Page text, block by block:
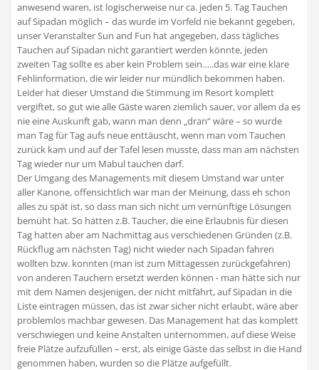
anwesend waren, ist logischerweise nur ca. jeden 5. Tag Tauchen
auf Sipadan möglich – das wurde im Vorfeld nie bekannt gegeben,
unser Veranstalter Sun and Fun hat angegeben, dass tägliches
Tauchen auf Sipadan nicht garantiert werden könnte, jeden
zweiten Tag sollte es aber kein Problem sein…..das war eine klare
Fehlinformation, die wir leider nur mündlich bekommen haben.
Leider hat dieser Umstand die Stimmung im Resort komplett
vergiftet, so gut wie alle Gäste waren ziemlich sauer, vor allem da es
nie eine Auskunft gab, wann man denn „dran“ wäre – so wurde
man Tag für Tag aufs neue enttäuscht, wenn man vom Tauchen
zurück kam und auf der Tafel lesen musste, dass man am nächsten
Tag wieder nur um Mabul tauchen darf.
Der Umgang des Managements mit diesem Umstand war unter
aller Kanone, offensichtlich war man der Meinung, dass eh schon
alles zu spät ist, so dass man sich nicht um vernünftige Lösungen
bemüht hat. So hätten z.B. Taucher, die eine Erlaubnis für diesen
Tag hatten aber am Nachmittag aus verschiedenen Gründen (z.B.
Rückflug am nächsten Tag) nicht wieder nach Sipadan fahren
wollten bzw. konnten (man ist zum Mittagessen zurückgefahren)
von anderen Tauchern ersetzt werden können - man hätte sich nur
mit dem Namen desjenigen, der nicht mitfährt, auf Sipadan in die
Liste eintragen müssen, das ist zwar sicher nicht erlaubt, wäre aber
problemlos machbar gewesen. Das Management hat das komplett
verschwiegen und keine Anstalten unternommen, auf diese Weise
freie Plätze aufzufüllen – erst, als einige Gäste das selbst in die Hand
genommen haben, wurden so die Plätze aufgefüllt.